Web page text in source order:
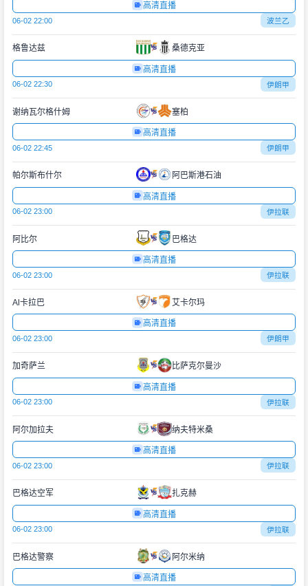
高清直播
06-02 22:00 波兰乙
格鲁达兹 桑德克亚
高清直播
06-02 22:30 伊朗甲
谢纳瓦尔格什姆 塞柏
高清直播
06-02 22:45 伊朗甲
帕尔斯布什尔 阿巴斯港石油
高清直播
06-02 23:00 伊拉联
阿比尔 巴格达
高清直播
06-02 23:00 伊拉联
Al卡拉巴 艾卡尔玛
高清直播
06-02 23:00 伊朗甲
加奇萨兰 比萨克尔曼沙
高清直播
06-02 23:00 伊拉联
阿尔加拉夫 纳夫特米桑
高清直播
06-02 23:00 伊拉联
巴格达空军 扎克赫
高清直播
06-02 23:00 伊拉联
巴格达警察 阿尔米纳
高清直播